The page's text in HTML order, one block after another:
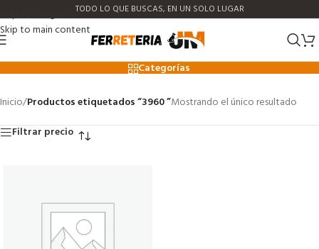
Skip to navigation
Skip to main content
TODO LO QUE BUSCAS, EN UN SOLO LUGAR
3960
Categorías
Inicio/Productos etiquetados “3960 ”Mostrando el único resultado
Filtrar precio